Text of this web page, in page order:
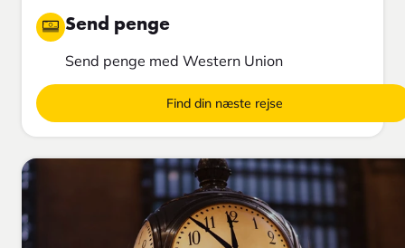
Send penge
Send penge med Western Union
Find din næste rejse